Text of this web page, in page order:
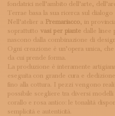
fondatrici nell’ambito dell’arte,
Terrae basa la sua ricerca sul dialogo
Nell’atelier a Premariacco, in
soprattutto vasi per piante dalle linee
nascono dalla combinazione di
Ogni creazione è un’opera unica,
da cui prende forma.
La produzione è interamente
eseguita con grande cura e
fino alla cottura. I pezzi vengono
possibile scegliere tra diversi
corallo e rosa antico: le tonalità
semplicità e autenticità.